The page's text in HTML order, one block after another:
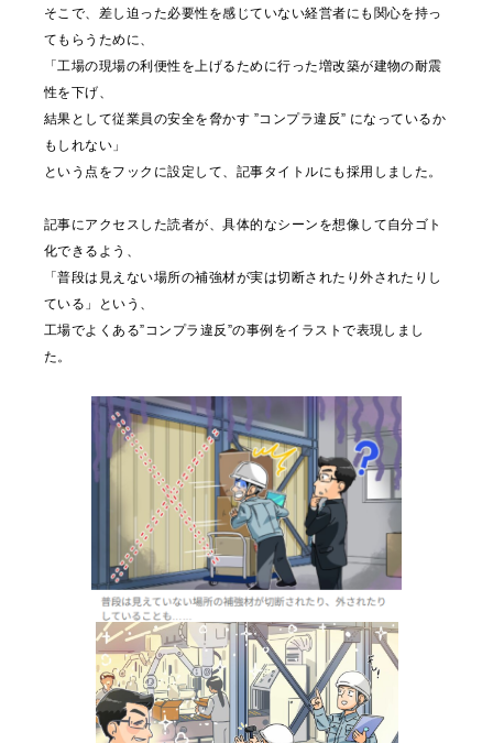
そこで、差し迫った必要性を感じていない経営者にも関心を持っ
てもらうために、
「工場の現場の利便性を上げるために行った増改築が建物の耐震
性を下げ、
結果として従業員の安全を脅かす ”コンプラ違反” になっているか
もしれない」
という点をフックに設定して、記事タイトルにも採用しました。
記事にアクセスした読者が、具体的なシーンを想像して自分ゴト
化できるよう、
「普段は見えない場所の補強材が実は切断されたり外されたりし
ている」という、
工場でよくある”コンプラ違反”の事例をイラストで表現しまし
た。